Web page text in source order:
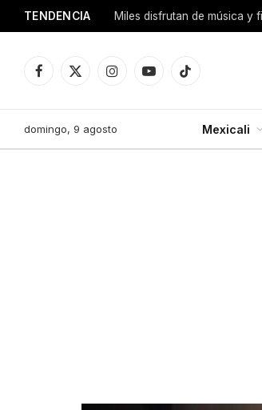
TENDENCIA Miles disfrutan de música y
Facebook
X
InstagramYouTubeTikTok
domingo, 9 agosto Mexicali